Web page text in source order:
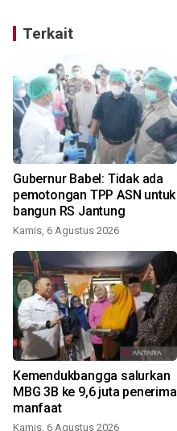
Terkait
Gubernur Babel: Tidak ada
pemotongan TPP ASN untuk
bangun RS Jantung
Kamis, 6 Agustus 2026
Kemendukbangga salurkan
MBG 3B ke 9,6 juta penerima
manfaat
Kamis, 6 Agustus 2026